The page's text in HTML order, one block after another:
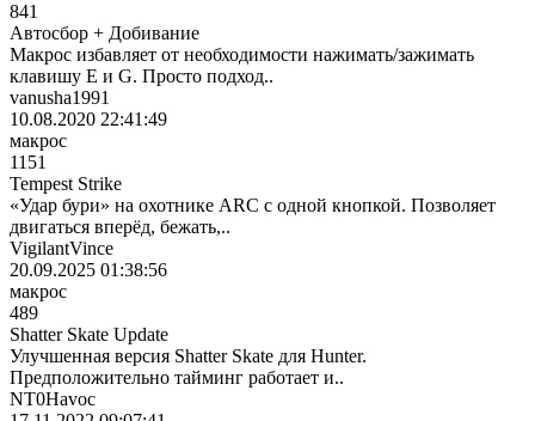
841
Автосбор + Добивание
Макрос избавляет от необходимости нажимать/зажимать
клавишу Е и G. Просто подход..
vanusha1991
10.08.2020 22:41:49
макрос
1151
Tempest Strike
«Удар бури» на охотнике ARC с одной кнопкой. Позволяет
двигаться вперёд, бежать,..
VigilantVince
20.09.2025 01:38:56
макрос
489
Shatter Skate Update
Улучшенная версия Shatter Skate для Hunter.
Предположительно тайминг работает и..
NT0Havoc